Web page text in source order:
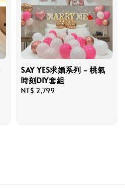
SAY YES求婚系列 - 桃氣
時刻DIY套組
Regular
NT$ 2,799